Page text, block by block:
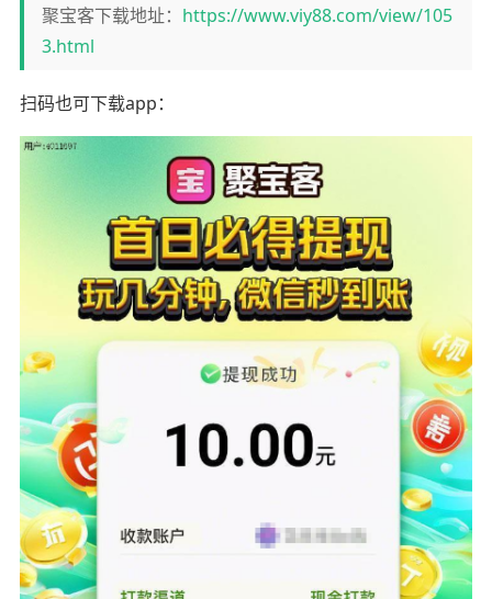
聚宝客下载地址： https://www.viy88.com/view/105
3.html
扫码也可下载app：